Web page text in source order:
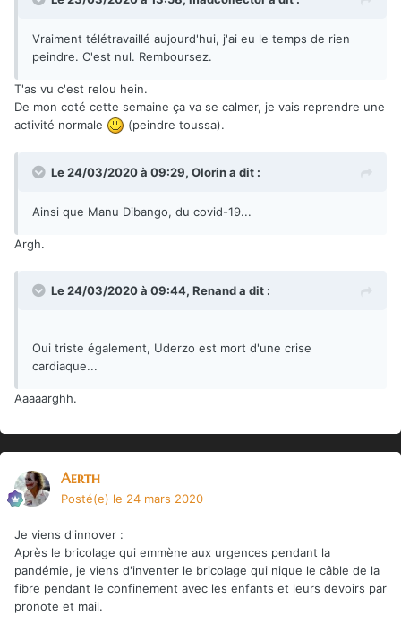
Vraiment télétravaillé aujourd'hui, j'ai eu le temps de rien
peindre. C'est nul. Remboursez.
T'as vu c'est relou hein.
De mon coté cette semaine ça va se calmer, je vais reprendre une
activité normale
(peindre toussa).
Le 24/03/2020 à 09:29, Olorina dit :
Ainsi que Manu Dibango, du covid-19...
Argh.
Le 24/03/2020 à 09:44, Renanda dit :
Oui triste également, Uderzo est mort d'une crise
cardiaque...
Aaaaarghh.
Aerth
Posté(e) le 24 mars 2020
Je viens d'innover :
Après le bricolage qui emmène aux urgences pendant la
pandémie, je viens d'inventer le bricolage qui nique le câble de la
fibre pendant le confinement avec les enfants et leurs devoirs par
pronote et mail.